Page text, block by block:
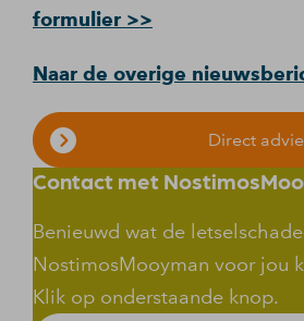
formulier >>
Naar de overige
Direct
Contact met
Benieuwd wat de
NostimosMooyman voor jou
Klik op onderstaande knop.